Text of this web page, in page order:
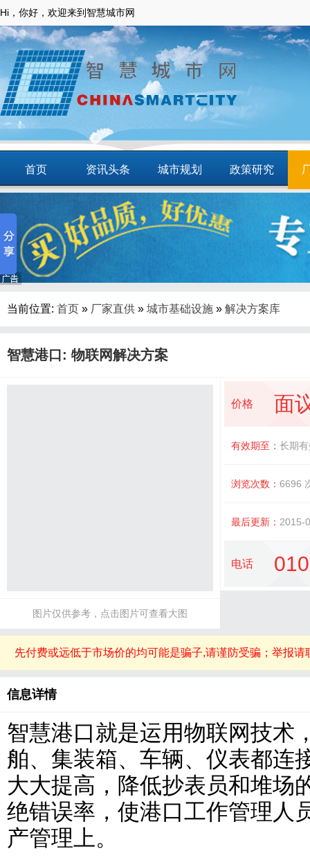
Hi，你好，欢迎来到智慧城市网
首页 资讯头条 城市规划 政策研究
智慧应用 商圈
当前位置: 首页 » 厂家直供 » 城市基础设施 » 解决方案库
智慧港口: 物联网解决方案
图片仅供参考，点击图片可查看大图
价格 面
有效期至： 长期
浏览次数： 6696
最后更新： 2015-
电话
先付费或远低于市场价的均可能是骗子,请谨防受骗；举报
信息详情
智慧港口就是运用物联网技术
舶、集装箱、车辆、仪表都连
大大提高，降低抄表员和堆场
绝错误率，使港口工作管理人
产管理上。